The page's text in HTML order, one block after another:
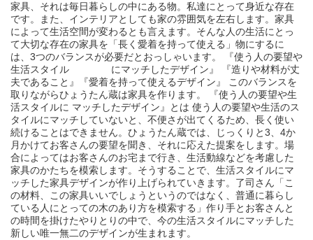
家具、それは毎日暮らしの中にある物。私達にとって身近な存在
です。また、インテリアとしても家の雰囲気を左右します。家具
によって生活空間が変わるとも言えます。そんな人の生活にとっ
て大切な存在の家具を「長く愛着を持って使える」物にするに
は、3つのバランスが必要だとおっしゃいます。 『使う人の要望や
生活スタイル にマッチしたデザイン』 『造りや材料が丈
夫であること』『愛着を持って使えるデザイン』 このバランスを
取りながらひょうたん蔵は家具を作ります。 『使う人の要望や生
活スタイルに マッチしたデザイン』とは 使う人の要望や生活のス
タイルにマッチしていないと、不便さが出てくるため、長く使い
続けることはできません。ひょうたん蔵では、じっくりと3、4か
月かけてお客さんの要望を聞き、それに応えた提案をします。場
合によってはお客さんのお宅まで行き、生活動線などを考慮した
家具のかたちを模索します。そうすることで、生活スタイルにマ
ッチした家具デザインが作り上げられていきます。了司さん「こ
の材料、この家具いいでしょうというのではなく、普通に暮らし
ている人にとっての木のあり方を模索する」作り手とお客さんと
の時間を掛けたやりとりの中で、今の生活スタイルにマッチした
新しい唯一無二のデザインが生まれます。